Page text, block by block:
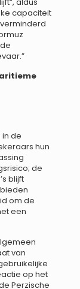
capaciteit
de
hun
de
blijft
om de
een
van
op het
Perzische